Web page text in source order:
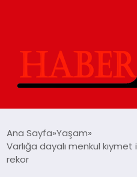
YAŞAM
Ana Sayfa Yaşam
Varlığa dayalı menkul kıymet
rekor